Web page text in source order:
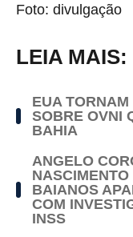
Foto: divulgação
LEIA MAIS:
EUA
SOBRE OVNI
BAHIA
ANGELO
BAIANOS
COM
INSS